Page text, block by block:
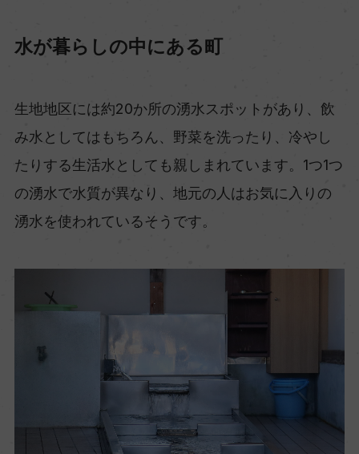
水が暮らしの中にある町
生地地区には約20か所の湧水スポットがあり、飲
み水としてはもちろん、野菜を洗ったり、冷やし
たりする生活水としても親しまれています。1つ1つ
の湧水で水質が異なり、地元の人はお気に入りの
湧水を使われているそうです。